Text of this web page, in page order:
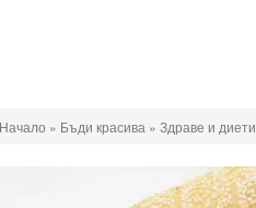
Начало » Бъди красива » Здраве и диети